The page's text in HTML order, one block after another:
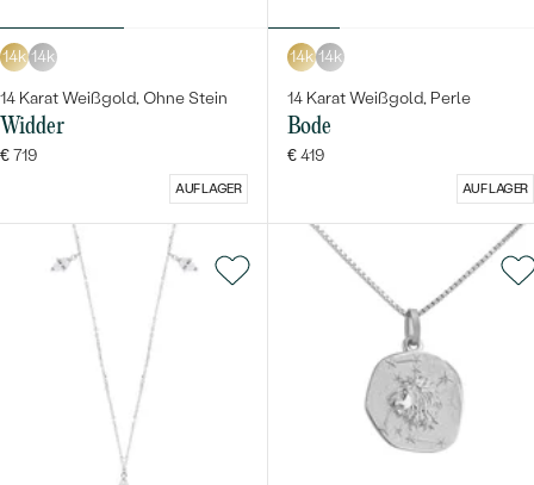
14k 14k
14 Karat Weißgold, Ohne Stein
Widder
€ 719
AUF LAGER
14k 14k
14 Karat Weißgold, Perle
Bode
€ 419
AUF LAGER